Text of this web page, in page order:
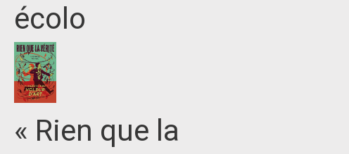
écolo
« Rien que la